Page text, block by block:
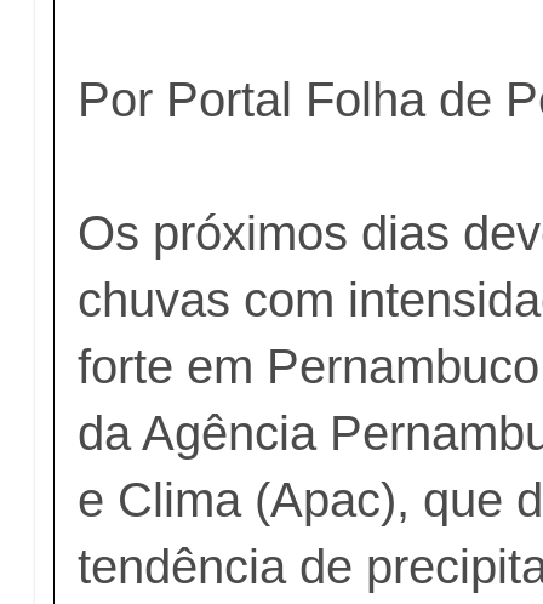
Por Portal Folha de
Os próximos dias
chuvas com
forte em
da Agência
e Clima (Apac), que
tendência de